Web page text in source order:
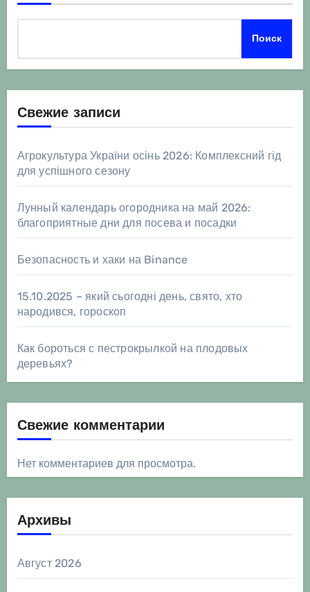
Поиск
Свежие записи
Агрокультура України осінь 2026: Комплексний гід
для успішного сезону
Лунный календарь огородника на май 2026:
благоприятные дни для посева и посадки
Безопасность и хаки на Binance
15.10.2025 – який сьогодні день, свято, хто
народився, гороскоп
Как бороться с пестрокрылкой на плодовых
деревьях?
Свежие комментарии
Нет комментариев для просмотра.
Архивы
Август 2026